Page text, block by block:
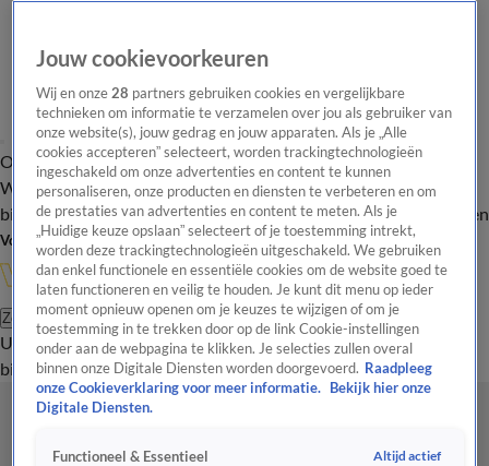
Overzicht Onze programma's Uitzendingen Onze gezichten
In de
WandelgangenInterviewsUitzending
bijwonenPodcastShopVeelgestelde vragenKijkersvraag insturen
Volg Vandaag Inside
Zoeken
UitzendingenVandaag InsideDe OranjezomerShopUitzending
bijwonen
Jouw cookievoorkeuren
Wij en onze28 partners gebruiken cookies en vergelijkbare
technieken om informatie te verzamelen over jou als gebruiker van
onze website(s), jouw gedrag en jouw apparaten. Als je „Alle
cookies accepteren” selecteert, worden trackingtechnologieën
ingeschakeld om onze advertenties en content te kunnen
personaliseren, onze producten en diensten te verbeteren en om
de prestaties van advertenties en content te meten. Als je
„Huidige keuze opslaan” selecteert of je toestemming intrekt,
worden deze trackingtechnologieën uitgeschakeld. We gebruiken
dan enkel functionele en essentiële cookies om de website goed te
laten functioneren en veilig te houden. Je kunt dit menu op ieder
moment opnieuw openen om je keuzes te wijzigen of om je
toestemming in te trekken door op de link Cookie-instellingen
onder aan de webpagina te klikken. Je selecties zullen overal
binnen onze Digitale Diensten worden doorgevoerd. Raadpleeg
onze Cookieverklaring voor meer informatie.
Bekijk hier onze
Digitale Diensten.
Functioneel & Essentieel Altijd actief